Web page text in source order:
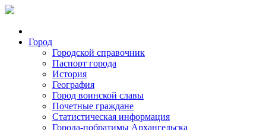
Город
Городской справочник
Паспорт города
История
География
Город воинской славы
Почетные граждане
Статистическая информация
Города-побратимы Архангельска